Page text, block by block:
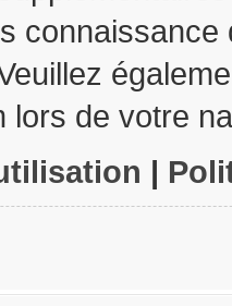
lors de votre
|